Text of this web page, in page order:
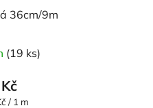
36cm/9m
produktu
(19 ks)
/ 1 m